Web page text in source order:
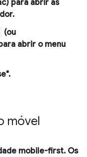
para abrir as
(ou
abrir o menu
móvel
mobile-first. Os